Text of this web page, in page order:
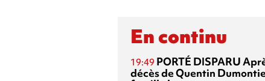
En continu
19:49 PORTÉ DISPARU
décès de Quentin